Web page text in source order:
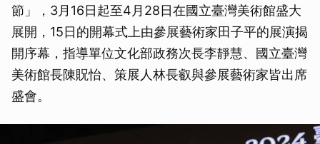
節」，3月16日起至4月28日在國立臺灣美術館盛大
展開，15日的開幕式上由參展藝術家田子平的展演揭
開序幕，指導單位文化部政務次長李靜慧、國立臺灣
美術館長陳貺怡、策展人林長叡與參展藝術家皆出席
盛會。